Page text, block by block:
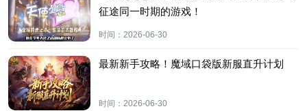
征途同一时期的游戏！
时间： 2026-06-30
最新新手攻略！魔域口袋版新服直升计划
时间： 2026-06-30